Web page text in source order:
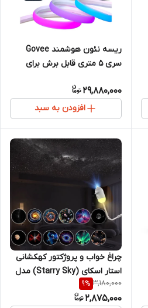
ریسه نئون هوشمند Govee
سری ۵ متری قابل برش برای
+ هوش مصنوعی)
29,880,000
افزودن به سبد
چراغ خواب و پروژکتور کهکشانی
استار اسکای (Starry Sky) مدل
۱۳ طرح لنزدار
3,180,000
9%
2,875,000